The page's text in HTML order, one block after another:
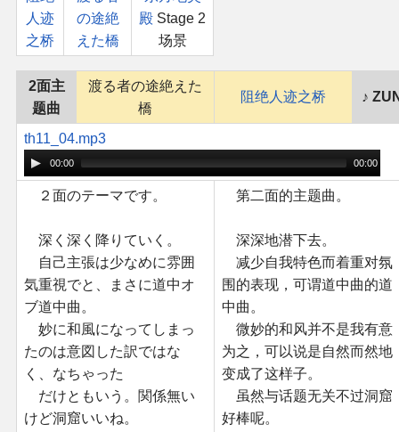
人迹
之桥
の途絶
えた橋
殿 Stage 2
场景
2面主
题曲
渡る者の途絶えた
橋
阻绝人迹之桥
th11_04.mp3
00:00 00:00
２面のテーマです。
深く深く降りていく。
自己主張は少なめに雰囲
気重視でと、まさに道中オ
ブ道中曲。
妙に和風になってしまっ
たのは意図した訳ではな
く、なちゃった
だけともいう。関係無い
けど洞窟いいね。
第二面的主题曲。
深深地潜下去。
减少自我特色而着重对氛
围的表现，可谓道中曲的道
中曲。
微妙的和风并不是我有意
为之，可以说是自然而然地
变成了这样子。
虽然与话题无关不过洞窟
好棒呢。